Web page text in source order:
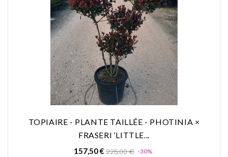
TOPIAIRE - PLANTE TAILLÉE - PHOTINIA ×
FRASERI ‘LITTLE...
157,50 € Prix
225,00 € -30%